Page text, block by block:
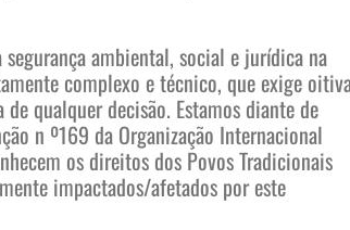
ambiental, social e jurídica na
complexo e técnico, que exige
qualquer decisão. Estamos diante de
n º169 da Organização Internacional
os direitos dos Povos Tradicionais
impactados/afetados por este